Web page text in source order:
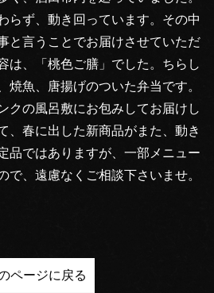
らず、動き回っています。その中
と言うことでお届けさせていただ
は、「桃色ご膳」でした。ちらし
焼魚、唐揚げのついた弁当です。
クの風呂敷にお包みしてお届けし
、春に出した新商品がまた、動き
品ではありますが、一部メニュー
で、遠慮なくご相談下さいませ。
ページに戻る